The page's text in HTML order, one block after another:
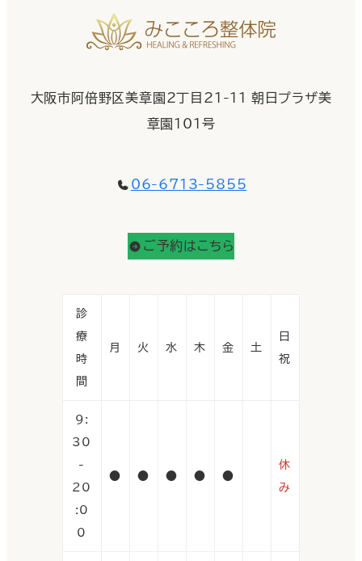
大阪市阿倍野区美章園2丁目21-11 朝日プラザ美
章園101号
06-6713-5855
ご予約はこちら
診
療
時
間
月 火 水 木 金 土
日
祝
9:
30
-
20
:0
0
● ● ● ● ●
休
み